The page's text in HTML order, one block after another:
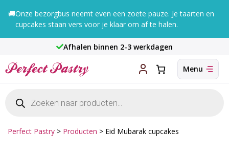
naar
🚚Onze bezorgbus neemt even een zoete pauze. Je taarten en
cupcakes staan vers voor je klaar om af te halen.
Afhalen binnen 2-3 werkdagen
zoeken
Perfect Pastry > Producten > Eid Mubarak cupcakes